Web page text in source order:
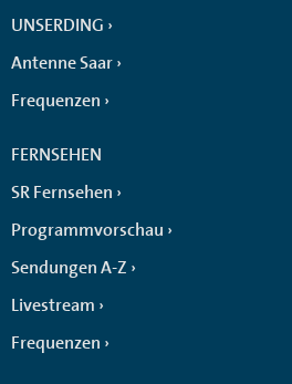
UNSERDING
Antenne Saar
Frequenzen
FERNSEHEN
SR Fernsehen
Programmvorschau
Sendungen A-Z
Livestream
Frequenzen